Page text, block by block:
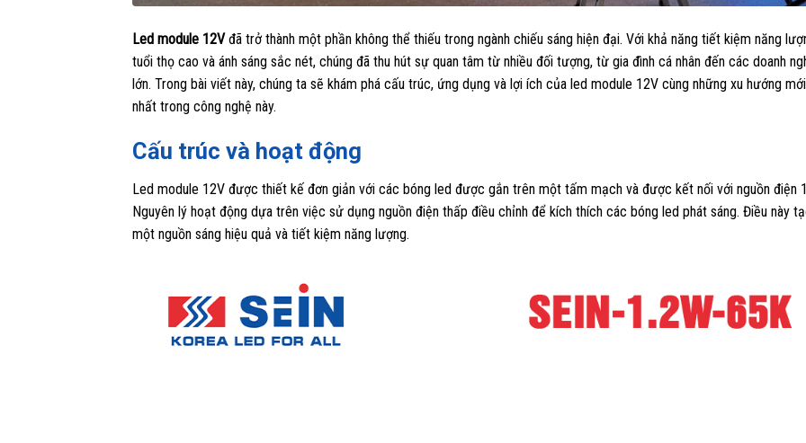
Led module 12Vđã trở thành một phần không thể thiếu trong ngành chiếu sáng hiện đại. Với khả năng tiết kiệm năng
tuổi thọ cao và ánh sáng sắc nét, chúng đã thu hút sự quan tâm từ nhiều đối tượng, từ gia đình cá nhân đến các doanh
lớn. Trong bài viết này, chúng ta sẽ khám phá cấu trúc, ứng dụng và lợi ích của led module 12V cùng những xu hướng mới
nhất trong công nghệ này.
Cấu trúc và hoạt động
Led module 12V được thiết kế đơn giản với các bóng led được gắn trên một tấm mạch và được kết nối với nguồn điện
Nguyên lý hoạt động dựa trên việc sử dụng nguồn điện thấp điều chỉnh để kích thích các bóng led phát sáng. Điều này
một nguồn sáng hiệu quả và tiết kiệm năng lượng.